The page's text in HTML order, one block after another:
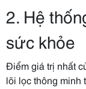
2. Hệ
sức khỏe
Điểm giá trị nhất
lõi lọc thông minh